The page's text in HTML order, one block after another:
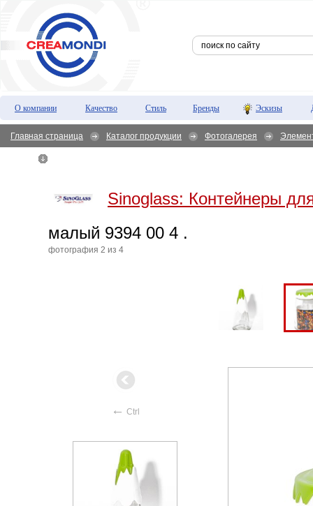
О компании Качество Стиль Бренды Эскизы
Главная страница Каталог продукции Фотогалерея
Sinoglass: Контейнеры
малый 9394 00 4 .
фотография 2 из 4
← Ctrl